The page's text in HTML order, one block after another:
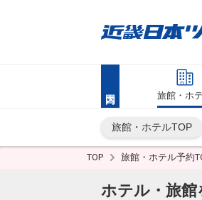
旅館・ホ
旅館・ホテルTOP
TOP 旅館・ホテル予約
ホテル・旅館